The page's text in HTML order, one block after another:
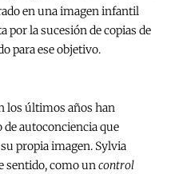
en una imagen infantil
por la sucesión de copias de
para ese objetivo.
los últimos años han
de autoconciencia que
propia imagen. Sylvia
sentido, como uncontrol